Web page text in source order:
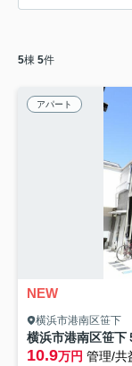
5棟 5件
アパート
NEW
横浜市港南区笹下
横浜市港南区笹下
10.9万円 管理/共